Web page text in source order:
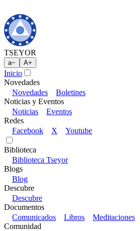
TSEYOR
a− A+
Inicio
Novedades
Novedades
Boletines
Noticias y Eventos
Noticias
Eventos
Redes
Facebook
X Youtube
Biblioteca
Biblioteca Tseyor
Blogs
Blog
Descubre
Descubre
Documentos
Comunicados
Libros
Meditaciones
Comunidad